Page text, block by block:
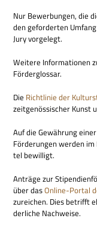
Nur Bewer­bun­gen, die
den gefor­der­ten
Jury vorgelegt.
Wei­tere Infor­ma­tio­nen
Förderglossar.
Die Richt­li­nie der
zeit­ge­nös­si­scher Kunst
Auf die Gewäh­rung
För­de­run­gen wer­den
tel bewilligt.
Anträge zur
über dasOnline-Por­tal
zu­rei­chen. Dies betrifft
der­li­che Nachweise.